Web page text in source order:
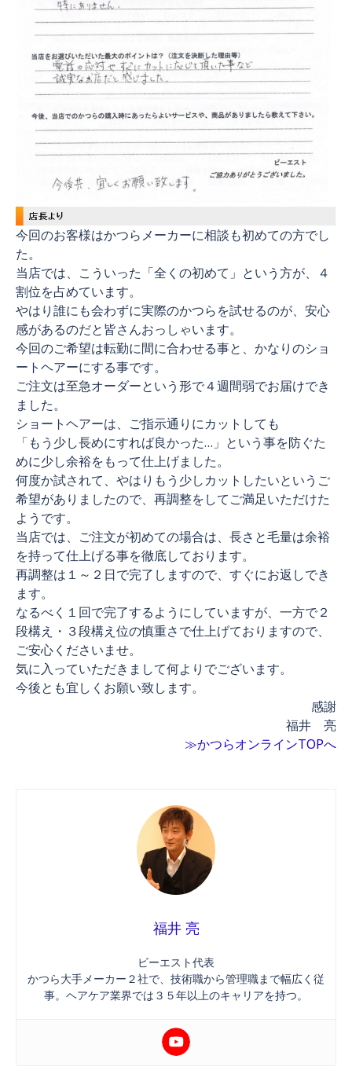
今回のお客様はかつらメーカーに相談も初めての方でし
た。
当店では、こういった「全くの初めて」という方が、４
割位を占めています。
やはり誰にも会わずに実際のかつらを試せるのが、安心
感があるのだと皆さんおっしゃいます。
今回のご希望は転勤に間に合わせる事と、かなりのショ
ートヘアーにする事です。
ご注文は至急オーダーという形で４週間弱でお届けでき
ました。
ショートヘアーは、ご指示通りにカットしても
「もう少し長めにすれば良かった…」という事を防ぐた
めに少し余裕をもって仕上げました。
何度か試されて、やはりもう少しカットしたいというご
希望がありましたので、再調整をしてご満足いただけた
ようです。
当店では、ご注文が初めての場合は、長さと毛量は余裕
を持って仕上げる事を徹底しております。
再調整は１～２日で完了しますので、すぐにお返しでき
ます。
なるべく１回で完了するようにしていますが、一方で２
段構え・３段構え位の慎重さで仕上げておりますので、
ご安心くださいませ。
気に入っていただきまして何よりでございます。
今後とも宜しくお願い致します。
感謝
福井 亮
≫かつらオンラインTOPへ
福井 亮
ビーエスト代表
かつら大手メーカー２社で、技術職から管理職まで幅広く従
事。ヘアケア業界では３５年以上のキャリアを持つ。